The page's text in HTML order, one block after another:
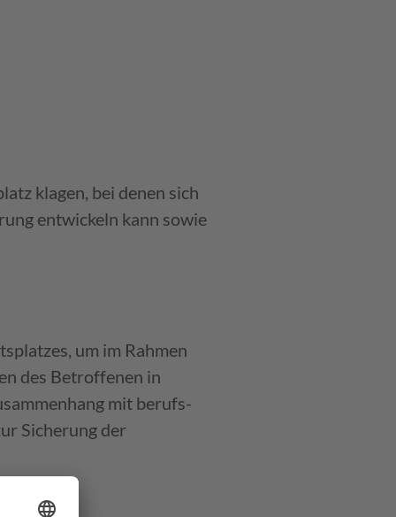
klagen, bei denen sich
entwickeln kann sowie
um im Rahmen
des Betroffenen in
mit berufs­
Sicherung der